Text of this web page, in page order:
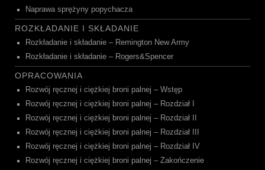
Naprawa sprężyny popychacza
ROZKŁADANIE I SKŁADANIE
Rozkładanie i składanie – Remington New Army
Rozkładanie i składanie – Rogers&Spencer
OPRACOWANIA
Rozwój ręcznej i ciężkiej broni palnej – Wstęp
Rozwój ręcznej i ciężkiej broni palnej – Rozdział I
Rozwój ręcznej i ciężkiej broni palnej – Rozdział II
Rozwój ręcznej i ciężkiej broni palnej – Rozdział III
Rozwój ręcznej i ciężkiej broni palnej – Rozdział IV
Rozwój ręcznej i ciężkiej broni palnej – Zakończenie